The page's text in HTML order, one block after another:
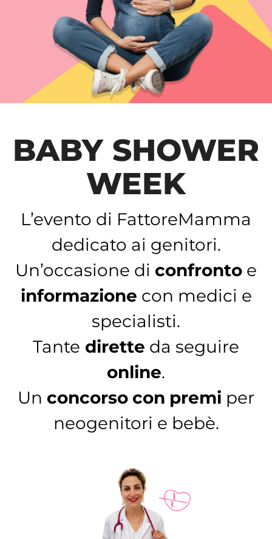
BABY SHOWER
WEEK
L’evento di FattoreMamma
dedicato ai genitori.
Un’occasione di confronto e
informazione con medici e
specialisti.
Tante dirette da seguire
online.
Un concorso con premi per
neogenitori e bebè.